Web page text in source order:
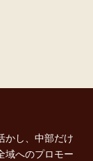
かし、中部だけ
域へのプロモー